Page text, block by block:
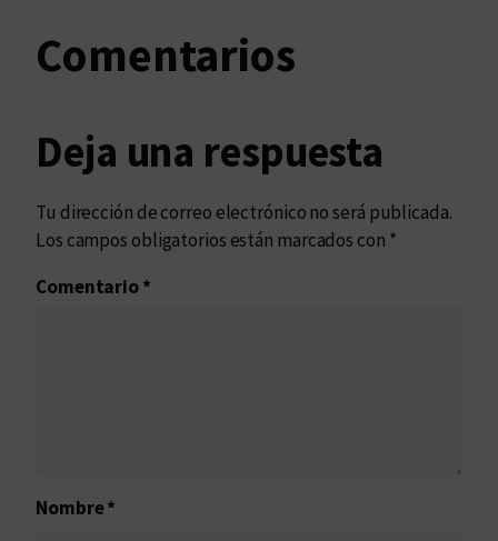
Comentarios
Deja una respuesta
Tu dirección de correo electrónico no será publicada.
Los campos obligatorios están marcados con *
Comentario*
Nombre*